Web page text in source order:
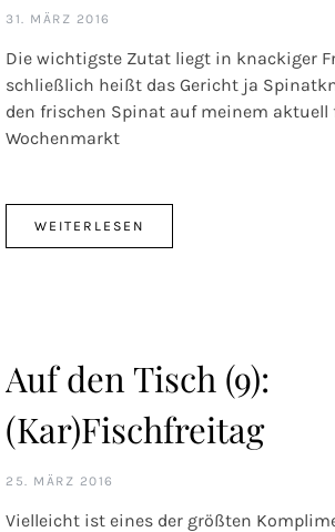
31. MÄRZ 2016
Die wichtigste Zutat liegt in knackiger
schließlich heißt das Gericht ja
den frischen Spinat auf meinem aktuell
Wochenmarkt
WEITERLESEN
Auf den Tisch (9):
(Kar)Fischfreitag
25. MÄRZ 2016
Vielleicht ist eines der größten